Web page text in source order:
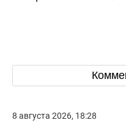
8 августа 2026, 18:28